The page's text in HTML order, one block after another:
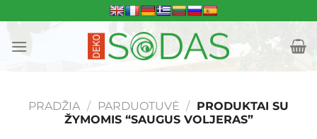
to
content
PRADŽIA / PARDUOTUVĖ / PRODUKTAI SU
ŽYMOMIS “SAUGUS VOLJERAS”